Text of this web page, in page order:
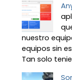
nuestro
equipos sin
Tan solo